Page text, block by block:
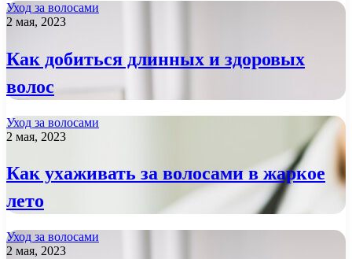
Уход за волосами
2 мая, 2023
Как добиться длинных и здоровых
волос
Уход за волосами
2 мая, 2023
Как ухаживать за волосами в жаркое
лето
Уход за волосами
2 мая, 2023